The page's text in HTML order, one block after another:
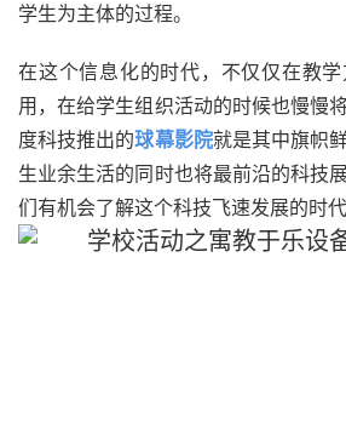
学生为主体的过程。
在这个信息化的时代，不仅仅在教
用，在给学生组织活动的时候也慢慢
度科技推出的球幕影院就是其中旗帜
生业余生活的同时也将最前沿的科技
们有机会了解这个科技飞速发展的时代